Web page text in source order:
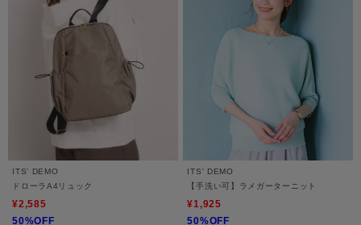
ITS' DEMO
ドローラA4リュック
¥2,585
50%OFF
ITS' DEMO
【手洗い可】ラメガーターニット
¥1,925
50%OFF